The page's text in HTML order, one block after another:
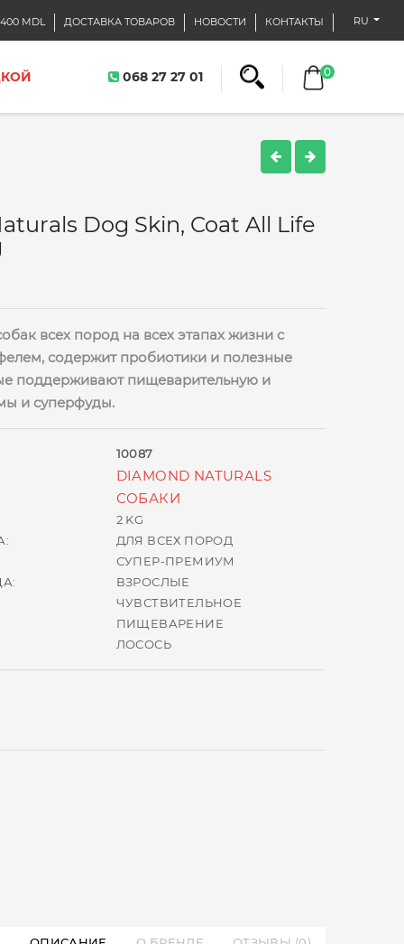
MDL ДОСТАВКА ТОВАРОВ НОВОСТИ КОНТАКТЫ RU
068 27 27 01 0
Dog Skin, Coat All Life
всех пород на всех этапах жизни с
содержит пробиотики и полезные
поддерживают пищеварительную и
и суперфуды.
10087
DIAMOND NATURALS
СОБАКИ
2 KG
ДЛЯ ВСЕХ ПОРОД
СУПЕР-ПРЕМИУМ
ВЗРОСЛЫЕ
ЧУВСТВИТЕЛЬНОЕ
ПИЩЕВАРЕНИЕ
ЛОСОСЬ